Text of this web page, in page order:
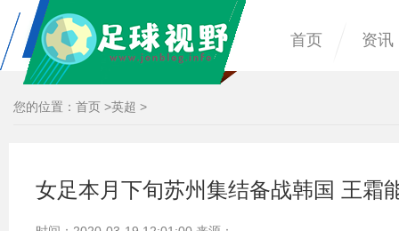
首页 资讯
您的位置： 首页 >英超 >
女足本月下旬苏州集结备战韩国 王霜